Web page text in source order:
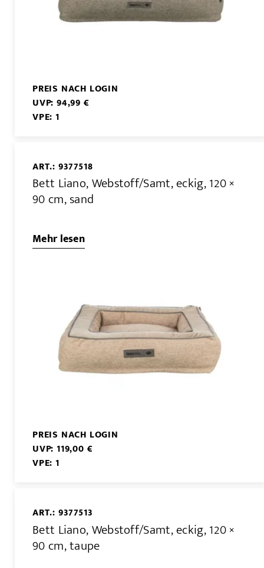
PREIS NACH LOGIN
UVP: 94,99 €
VPE: 1
ART.: 9377518
Bett Liano, Webstoff/Samt, eckig, 120 ×
90 cm, sand
Mehr lesen
PREIS NACH LOGIN
UVP: 119,00 €
VPE: 1
ART.: 9377513
Bett Liano, Webstoff/Samt, eckig, 120 ×
90 cm, taupe